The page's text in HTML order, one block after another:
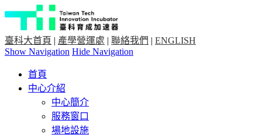
臺科大首頁 | 產學營運處 | 聯絡我們 | ENGLISH
Show Navigation Hide Navigation
首頁
中心介紹
中心簡介
服務窗口
場地設施